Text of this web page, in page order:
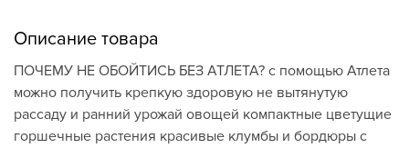
Описание товара
ПОЧЕМУ НЕ ОБОЙТИСЬ БЕЗ АТЛЕТА? с помощью Атлета
можно получить крепкую здоровую не вытянутую
рассаду и ранний урожай овощей компактные цветущие
горшечные растения красивые клумбы и бордюры с